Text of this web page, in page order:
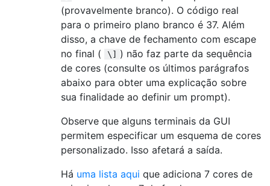
(provavelmente branco). O código real
para o primeiro plano branco é 37. Além
disso, a chave de fechamento com escape
no final (
\]
) não faz parte da sequência
de cores (consulte os últimos parágrafos
abaixo para obter uma explicação sobre
sua finalidade ao definir um prompt).
Observe que alguns terminais da GUI
permitem especificar um esquema de cores
personalizado. Isso afetará a saída.
Há uma lista aqui que adiciona 7 cores de